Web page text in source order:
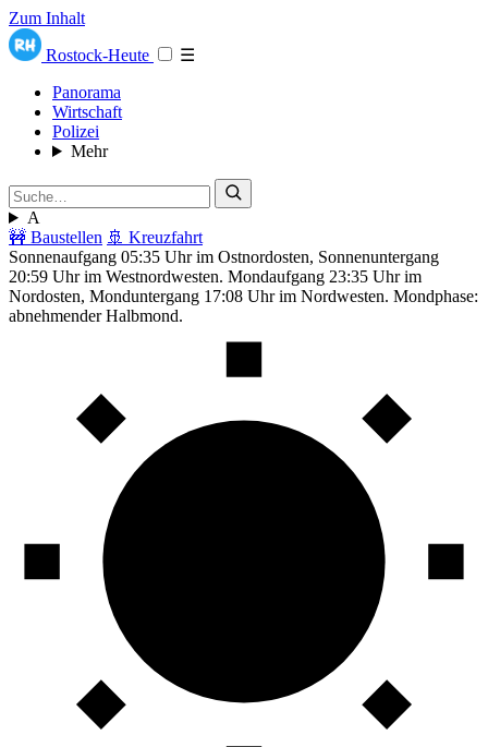
Zum Inhalt
Rostock-Heute
☰
Panorama
Wirtschaft
Polizei
Mehr
A
🚧 Baustellen 🚢 Kreuzfahrt
Sonnenaufgang 05:35 Uhr im Ostnordosten, Sonnenuntergang
20:59 Uhr im Westnordwesten. Mondaufgang 23:35 Uhr im
Nordosten, Monduntergang 17:08 Uhr im Nordwesten. Mondphase:
abnehmender Halbmond.